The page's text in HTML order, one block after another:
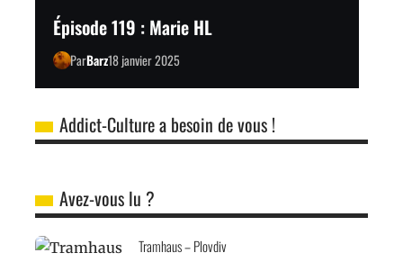
Épisode 119 : Marie HL
ParBarz18 janvier 2025
Addict-Culture a besoin de vous !
Avez-vous lu ?
Tramhaus – Plovdiv